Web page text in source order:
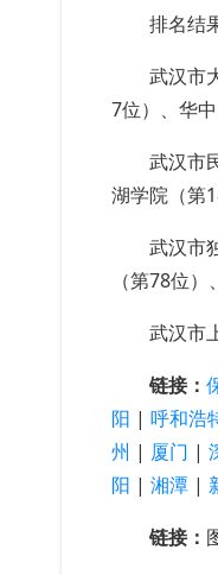
排名结
武汉市
7位）、华
武汉市
湖学院（第
武汉市
（第78位
武汉市
链接：
阳 | 呼和浩
州 | 厦门 |
阳 | 湘潭 |
链接：